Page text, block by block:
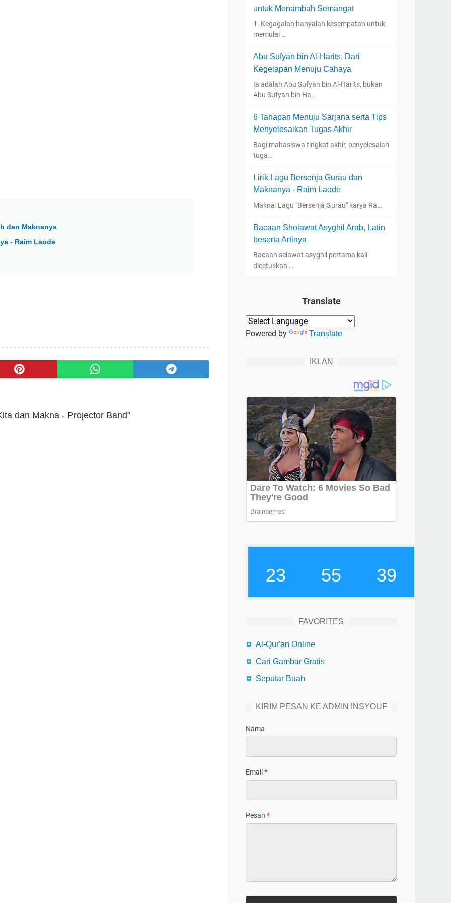
dan Maknanya
- Raim Laode
dan Makna - Projector Band"
untuk Menambah Semangat
1. Kegagalan hanyalah kesempatan untuk
memulai …
Abu Sufyan bin Al-Harits, Dari
Kegelapan Menuju Cahaya
Ia adalah Abu Sufyan bin Al-Harits, bukan
Abu Sufyan bin Ha…
6 Tahapan Menuju Sarjana serta Tips
Menyelesaikan Tugas Akhir
Bagi mahasiswa tingkat akhir, penyelesaian
tuga…
Lirik Lagu Bersenja Gurau dan
Maknanya - Raim Laode
Makna: Lagu "Bersenja Gurau" karya Ra…
Bacaan Sholawat Asyghil Arab, Latin
beserta Artinya
Bacaan selawat asyghil pertama kali
dicetuskan …
Translate
Powered by Translate
IKLAN
23 55 40
FAVORITES
Al-Qur'an Online
Cari Gambar Gratis
Seputar Buah
KIRIM PESAN KE ADMIN INSYOUF
Nama
Email *
Pesan *